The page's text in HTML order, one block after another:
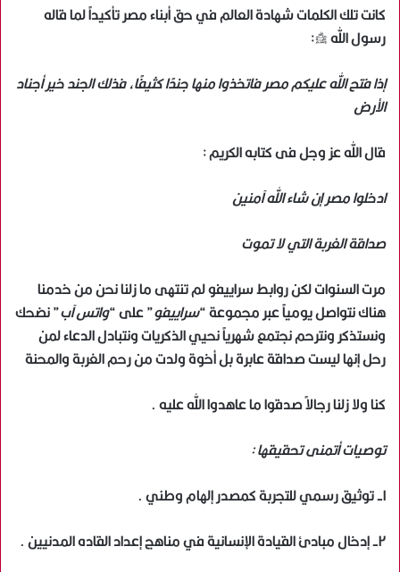
كانت تلك الكلمات شهادة العالم في حق أبناء مصر تأكيداً لما قاله
رسول الله صلى الله عليه وسلم:
إذا فتح الله عليكم مصر فاتخذوا منها جندًا كثيفًا، فذلك الجند خير أجناد
الأرض
قال الله عز وجل فى كتابه الكريم :
ادخلوا مصر إن شاء الله آمنين
صداقة الغربة التي لا تموت
مرت السنوات لكن روابط سراييفو لم تنتهى ما زلنا نحن من خدمنا
هناك نتواصل يومياً عبر مجموعة “سراييفو” على “واتس آب” نضحك
ونستذكر ونترحم نجتمع شهرياً نحيي الذكريات ونتبادل الدعاء لمن
رحل إنها ليست صداقة عابرة بل أخوة ولدت من رحم الغربة والمحنة
كنا ولا زلنا رجالاً صدقوا ما عاهدوا الله عليه .
توصيات أتمنى تحقيقها :
١- توثيق رسمي للتجربة كمصدر إلهام وطني .
٢- إدخال مبادئ القيادة الإنسانية في مناهج إعداد القاده المدنيين .